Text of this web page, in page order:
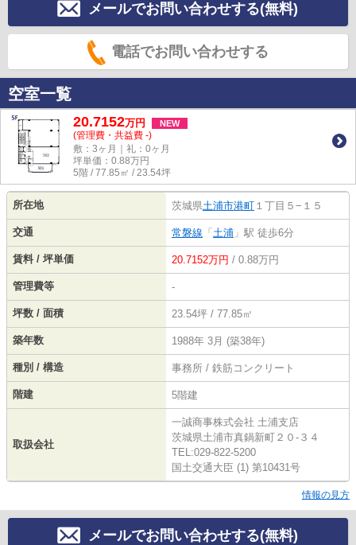
メールでお問い合わせする(無料)
電話でお問い合わせする
空室一覧
20.7152万円 NEW
(管理費・共益費 -)
敷：3ヶ月｜礼：0ヶ月
坪単価： 0.88万円
5階 / 77.85㎡ / 23.54坪
所在地 茨城県土浦市港町 １丁目５−１５
交通 常磐線 「 土浦 」駅 徒歩6分
賃料 / 坪単価 20.7152万円 / 0.88万円
管理費等 -
坪数 / 面積 23.54坪 / 77.85㎡
築年数 1988年 3月 (築38年)
種別 / 構造 事務所 / 鉄筋コンクリート
階建 5階建
取扱会社
一誠商事株式会社 土浦支店
茨城県土浦市真鍋新町２０‐３４
TEL:029-822-5200
国土交通大臣 (1) 第10431号
情報の見方
メールでお問い合わせする(無料)